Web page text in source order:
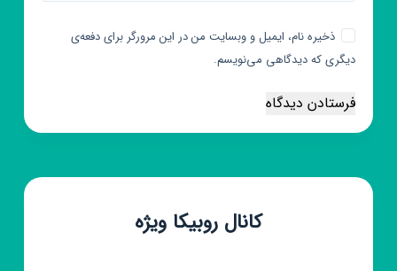
ذخیره نام، ایمیل و وبسایت من در این مرورگر برای دفعه‌ی
دیگری که دیدگاهی می‌نویسم.
فرستادن دیدگاه
کانال روبیکا ویژه